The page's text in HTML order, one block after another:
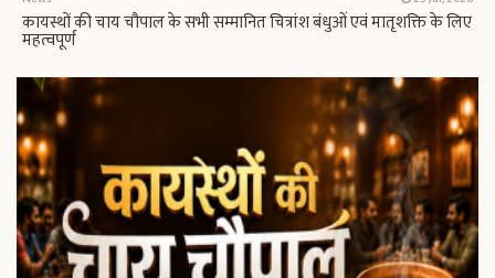
कायस्थों की चाय चौपाल के सभी सम्मानित चित्रांश बंधुओं एवं मातृशक्ति के लिए
महत्वपूर्ण